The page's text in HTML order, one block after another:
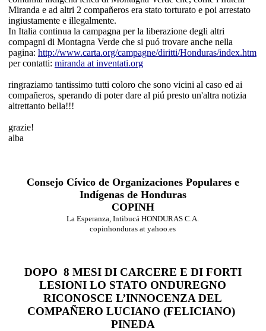
Miranda e ad altri 2 compañeros era stato torturato e poi arrestato
ingiustamente e illegalmente.
In Italia continua la campagna per la liberazione degli altri
compagni di Montagna Verde che si puó trovare anche nella
pagina: http://www.carta.org/campagne/diritti/Honduras/index.htm
per contatti: miranda at inventati.org
ringraziamo tantissimo tutti coloro che sono vicini al caso ed ai
compañeros, sperando di poter dare al piú presto un'altra notizia
altrettanto bella!!!
grazie!
alba
Consejo Cívico de Organizaciones Populares e
Indígenas de Honduras
COPINH
La Esperanza, Intibucá HONDURAS C.A.
copinhonduras at yahoo.es
DOPO 8 MESI DI CARCERE E DI FORTI
LESIONI LO STATO ONDUREGNO
RICONOSCE L’INNOCENZA DEL
COMPAÑERO LUCIANO (FELICIANO)
PINEDA